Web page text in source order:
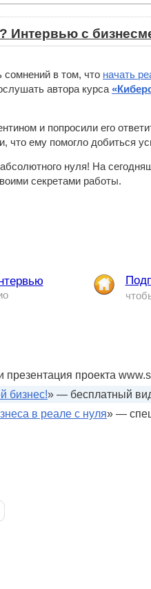
Интервью с
сомнений в том, что начать
автора курса
и попросили его
что ему помогло добиться
нуля! На
секретами работы.
проекта
бизнес!» — бесплатный
в реале с нуля» —